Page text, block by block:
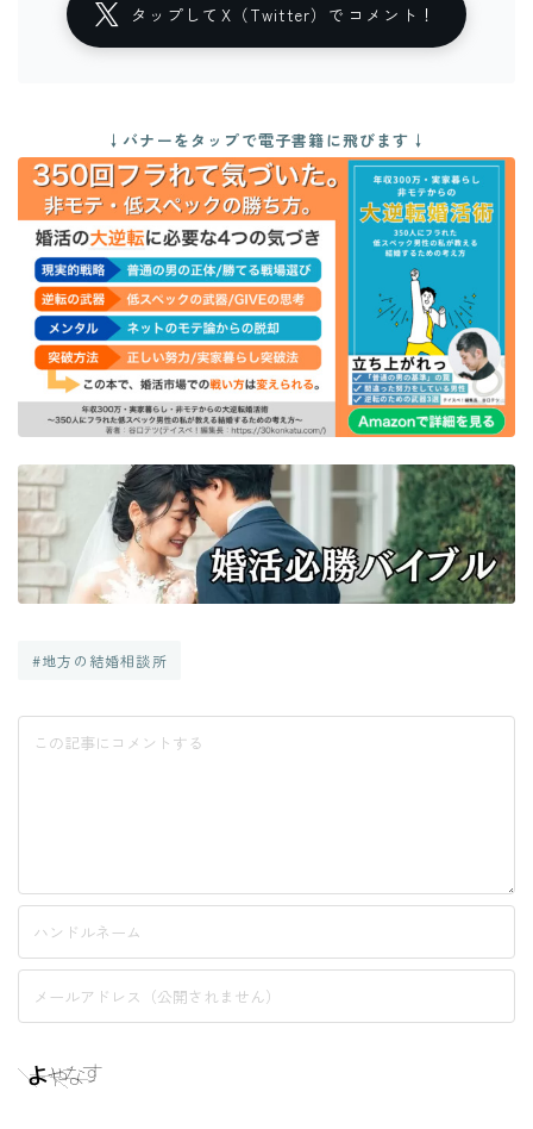
タップしてX（Twitter）でコメント！
↓バナーをタップで電子書籍に飛びます↓
#地方の結婚相談所